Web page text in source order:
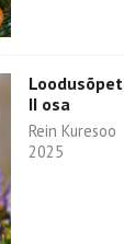
II osa
Rein Kuresoo
2025